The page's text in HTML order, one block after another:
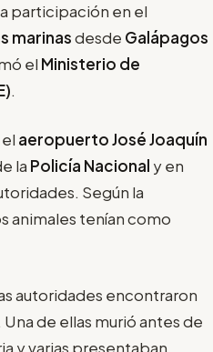
participación en el
marinasdesde Galápagos
el Ministerio de
.
aeropuerto José Joaquín
la Policía Nacional y en
Según la
animales tenían como
autoridades encontraron
. Una de ellas murió antes de
y varias presentaban